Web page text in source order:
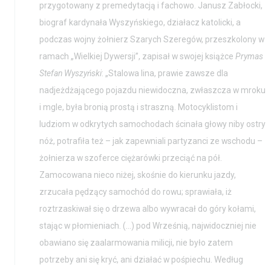
przygotowany z premedytacją i fachowo. Janusz Zabłocki,
biograf kardynała Wyszyńskiego, działacz katolicki, a
podczas wojny żołnierz Szarych Szeregów, przeszkolony w
ramach „Wielkiej Dywersji”, zapisał w swojej książce Prymas
Stefan Wyszyński: „Stalowa lina, prawie zawsze dla
nadjeżdżającego pojazdu niewidoczna, zwłaszcza w mroku
i mgle, była bronią prostą i straszną. Motocyklistom i
ludziom w odkrytych samochodach ścinała głowy niby ostry
nóż, potrafiła też – jak zapewniali partyzanci ze wschodu –
żołnierza w szoferce ciężarówki przeciąć na pół.
Zamocowana nieco niżej, skośnie do kierunku jazdy,
zrzucała pędzący samochód do rowu; sprawiała, iż
roztrzaskiwał się o drzewa albo wywracał do góry kołami,
stając w płomieniach. (…) pod Wrześnią, najwidoczniej nie
obawiano się zaalarmowania milicji, nie było zatem
potrzeby ani się kryć, ani działać w pośpiechu. Według